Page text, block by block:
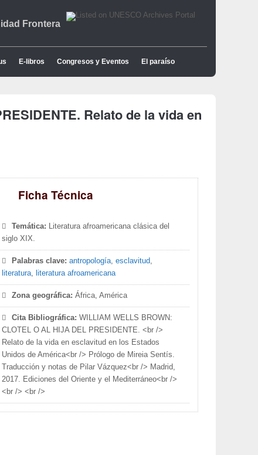
Frontera
E-libros Congresos y Eventos El paraíso
Relato de la vida en
Ficha Técnica
Temática: Literatura afroamericana clásica del
siglo XIX.
Palabras clave: antropología, esclavitud,
literatura, literatura afroamericana
Zona geográfica: África, América
Cita Bibliográfica: WILLIAM WELLS BROWN:
CLOTEL O AL HIJA DEL PRESIDENTE. <br />
Relato de la vida en esclavitud en los Estados
Unidos de América<br /> Prólogo de Mireia Sentís.
Traducción y notas de Pilar Vázquez<br /> Madrid,
2017. Ediciones del Oriente y el Mediterráneo<br />
<br /> <br />